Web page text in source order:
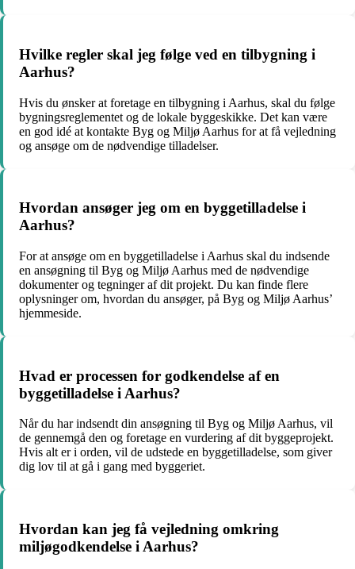
Hvilke regler skal jeg følge ved en tilbygning i
Aarhus?
Hvis du ønsker at foretage en tilbygning i Aarhus, skal du følge
bygningsreglementet og de lokale byggeskikke. Det kan være
en god idé at kontakte Byg og Miljø Aarhus for at få vejledning
og ansøge om de nødvendige tilladelser.
Hvordan ansøger jeg om en byggetilladelse i
Aarhus?
For at ansøge om en byggetilladelse i Aarhus skal du indsende
en ansøgning til Byg og Miljø Aarhus med de nødvendige
dokumenter og tegninger af dit projekt. Du kan finde flere
oplysninger om, hvordan du ansøger, på Byg og Miljø Aarhus’
hjemmeside.
Hvad er processen for godkendelse af en
byggetilladelse i Aarhus?
Når du har indsendt din ansøgning til Byg og Miljø Aarhus, vil
de gennemgå den og foretage en vurdering af dit byggeprojekt.
Hvis alt er i orden, vil de udstede en byggetilladelse, som giver
dig lov til at gå i gang med byggeriet.
Hvordan kan jeg få vejledning omkring
miljøgodkendelse i Aarhus?